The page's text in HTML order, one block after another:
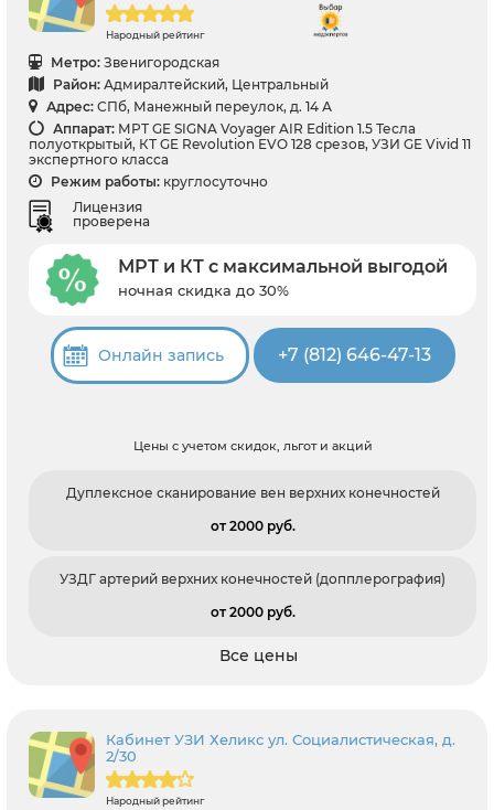
Народный рейтинг
Метро: Звенигородская
Район: Адмиралтейский, Центральный
Адрес: СПб, Манежный переулок, д. 14 А
Аппарат: МРТ GE SIGNA Voyager AIR Edition 1.5 Тесла
полуоткрытый, КТ GE Revolution EVO 128 срезов, УЗИ GE Vivid 11
экспертного класса
Режим работы: круглосуточно
Лицензия
проверена
МРТ и КТ с максимальной выгодой
ночная скидка до 30%
Онлайн запись +7 (812) 646-47-13
Цены с учетом скидок, льгот и акций
Дуплексное сканирование вен верхних конечностей
от 2000 pуб.
УЗДГ артерий верхних конечностей (допплерография)
от 2000 pуб.
Все цены
Кабинет УЗИ Хеликс ул. Социалистическая, д.
2/30
Народный рейтинг